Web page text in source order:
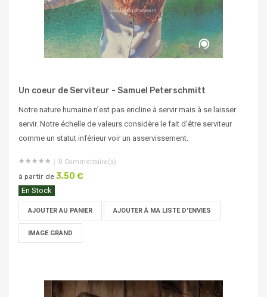
Un coeur de Serviteur - Samuel Peterschmitt
Notre nature humaine n’est pas encline à servir mais à se laisser
servir. Notre échelle de valeurs considère le fait d’être serviteur
comme un statut inférieur voir un asservissement.
0 Commentaire(s)
à partir de 3,50 €
En Stock
AJOUTER AU PANIER AJOUTER À MA LISTE D'ENVIES
IMAGE GRAND